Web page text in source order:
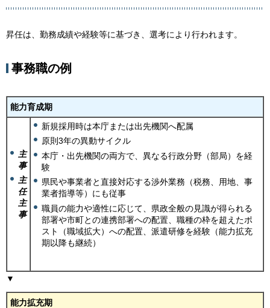
昇任は、勤務成績や経験等に基づき、選考により行われます。
事務職の例
能力育成期
主
事
主
任
主
事
新規採用時は本庁または出先機関へ配属
原則3年の異動サイクル
本庁・出先機関の両方で、異なる行政分野（部局）を経
験
県民や事業者と直接対応する渉外業務（税務、用地、事
業者指導等）にも従事
職員の能力や適性に応じて、県政全般の見識が得られる
部署や市町との連携部署への配置、職種の枠を超えたポ
スト（職域拡大）への配置、派遣研修を経験（能力拡充
期以降も継続）
▼
能力拡充期